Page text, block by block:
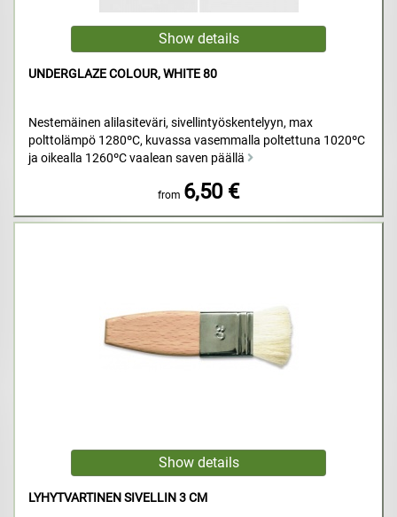
UNDERGLAZE COLOUR, WHITE 80
Nestemäinen alilasiteväri, sivellintyöskentelyyn, max
polttolämpö 1280ºC, kuvassa vasemmalla poltettuna 1020ºC
ja oikealla 1260ºC vaalean saven päällä
from 6,50 €
LYHYTVARTINEN SIVELLIN 3 CM